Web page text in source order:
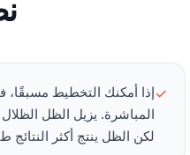
✓إذا أمكنك التخطيط
المباشرة. يزيل الظل
لكن الظل ينتج أكثر النتائج